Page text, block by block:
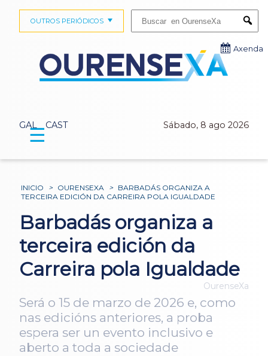
GAL CAST Sábado, 8 ago 2026
OUTROS PERIÓDICOS
Axenda
☰
INICIO > OURENSEXA > BARBADÁS ORGANIZA A
TERCEIRA EDICIÓN DA CARREIRA POLA IGUALDADE
Barbadás organiza a
terceira edición da
Carreira pola Igualdade
OurenseXa
Será o 15 de marzo de 2026 e, como
nas edicións anteriores, a proba
espera ser un evento inclusivo e
aberto a toda a sociedade